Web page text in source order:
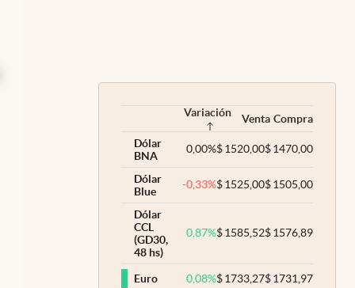
Variación Venta Compra
Dólar
BNA
0,00%$1520,00$1470,00
Dólar
Blue
-0,33%$1525,00$1505,00
Dólar
CCL
(GD30,
48 hs)
0,87%$1585,52$1576,89
Euro 0,08%$1733,27$1731,97